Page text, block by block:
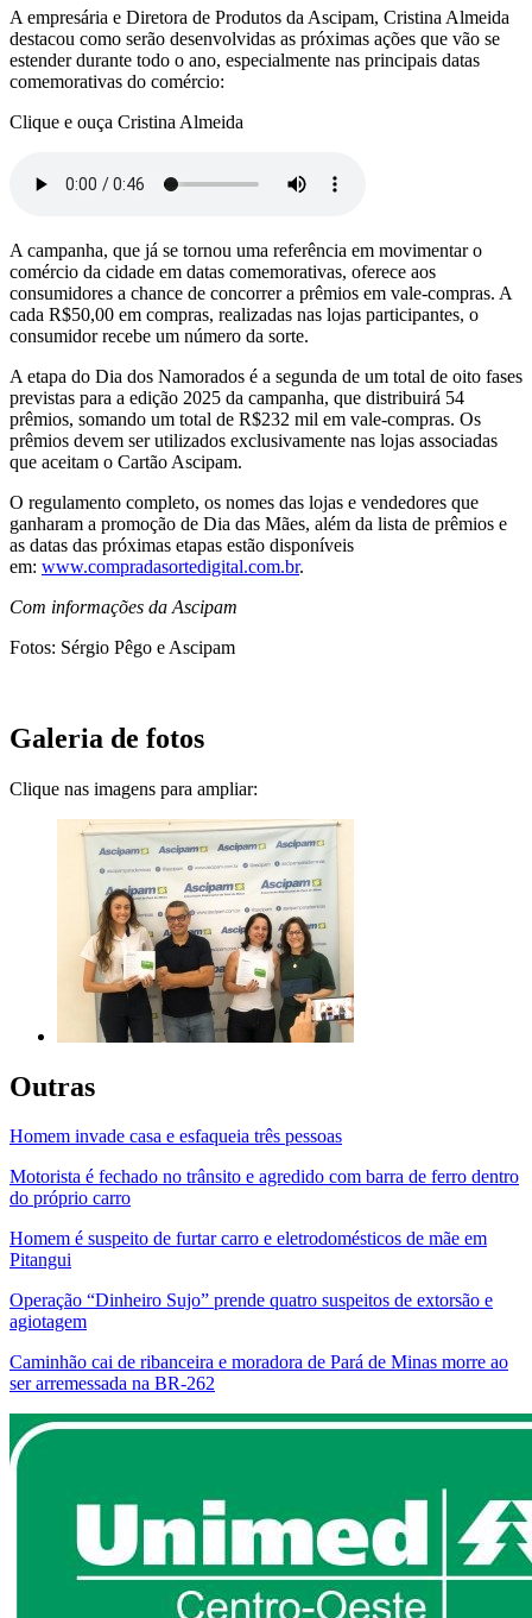
A empresária e Diretora de Produtos da Ascipam, Cristina Almeida
destacou como serão desenvolvidas as próximas ações que vão se
estender durante todo o ano, especialmente nas principais datas
comemorativas do comércio:
Clique e ouça Cristina Almeida
A campanha, que já se tornou uma referência em movimentar o
comércio da cidade em datas comemorativas, oferece aos
consumidores a chance de concorrer a prêmios em vale-compras. A
cada R$50,00 em compras, realizadas nas lojas participantes, o
consumidor recebe um número da sorte.
A etapa do Dia dos Namorados é a segunda de um total de oito fases
previstas para a edição 2025 da campanha, que distribuirá 54
prêmios, somando um total de R$232 mil em vale-compras. Os
prêmios devem ser utilizados exclusivamente nas lojas associadas
que aceitam o Cartão Ascipam.
O regulamento completo, os nomes das lojas e vendedores que
ganharam a promoção de Dia das Mães, além da lista de prêmios e
as datas das próximas etapas estão disponíveis
em: www.compradasortedigital.com.br.
Com informações da Ascipam
Fotos: Sérgio Pêgo e Ascipam
Galeria de fotos
Clique nas imagens para ampliar:
Outras
Homem invade casa e esfaqueia três pessoas
Motorista é fechado no trânsito e agredido com barra de ferro dentro
do próprio carro
Homem é suspeito de furtar carro e eletrodomésticos de mãe em
Pitangui
Operação “Dinheiro Sujo” prende quatro suspeitos de extorsão e
agiotagem
Caminhão cai de ribanceira e moradora de Pará de Minas morre ao
ser arremessada na BR-262